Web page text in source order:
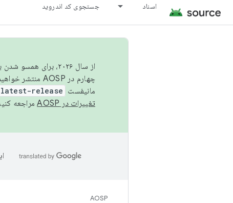
اسناد جستجوی کد اندروید
از سال ۲۰۲۶، برای
چهارم در AOSP منتشر خواهیم کرد. برای ساخت و مشارکت در AOSP،
مانیفست release
تغییرات در AOSP
مراجعه
AOSP